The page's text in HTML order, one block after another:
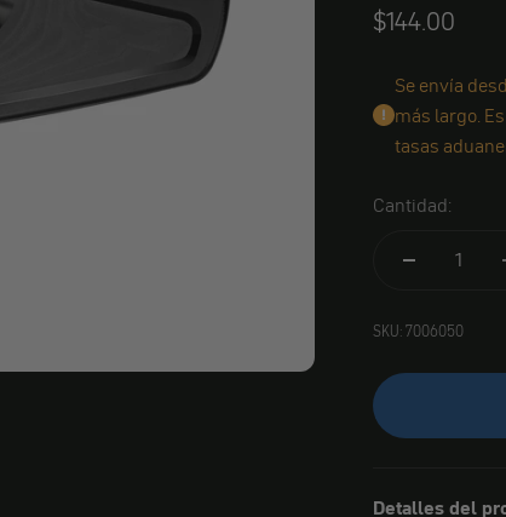
Angebot
$144.00
Se envía
más largo.
tasas
Cantidad:
SKU: 7006050
Detalles del